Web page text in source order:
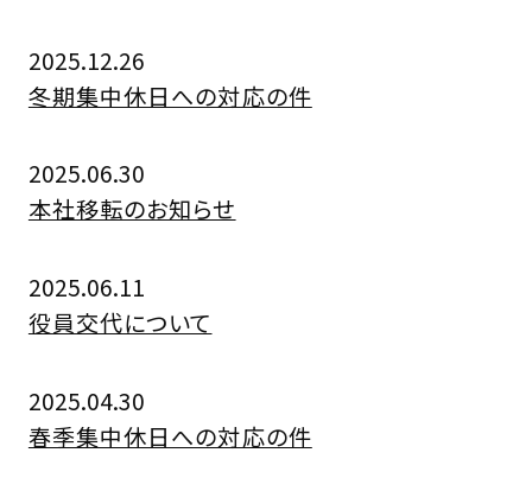
2025.12.26
冬期集中休日への対応の件
2025.06.30
本社移転のお知らせ
2025.06.11
役員交代について
2025.04.30
春季集中休日への対応の件